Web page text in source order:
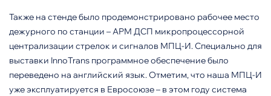
Также на стенде было продемонстрировано рабочее место
дежурного по станции – АРМ ДСП микропроцессорной
централизации стрелок и сигналов МПЦ-И. Специально для
выставки InnoTrans программное обеспечение было
переведено на английский язык. Отметим, что наша МПЦ-И
уже эксплуатируется в Евросоюзе – в этом году система